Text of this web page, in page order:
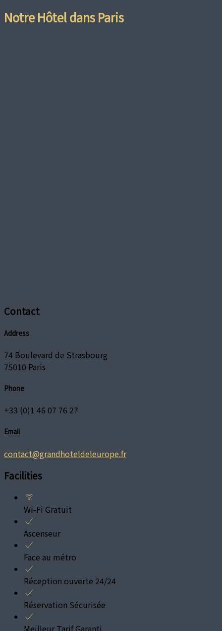
Notre Hôtel dans Paris
Contact
Address
74 Boulevard de Strasbourg
75010 Paris
Phone
+33 (0)1 46 07 76 27
Email
contact@grandhoteldeleurope.fr
Facilities
Wi-Fi Gratuit
Ascenseur
Face au métro
Réception ouverte 24/24
Réservation Sécurisée
Meilleur Tarif Garanti